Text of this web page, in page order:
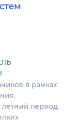
в рамках
летний период